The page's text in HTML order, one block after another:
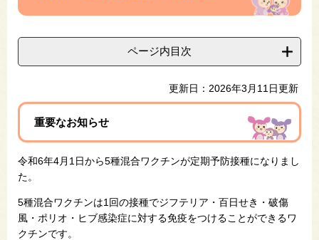
ページ内目次
更新日：2026年3月11日更新
重要なお知らせ
令和6年4月1日から5種混合ワクチンが定期予防接種になりまし
た。
5種混合ワクチンは1回の接種でジフテリア・百日せき・破傷
風・ポリオ・ヒブ感染症に対する免疫をつけることができるワ
クチンです。